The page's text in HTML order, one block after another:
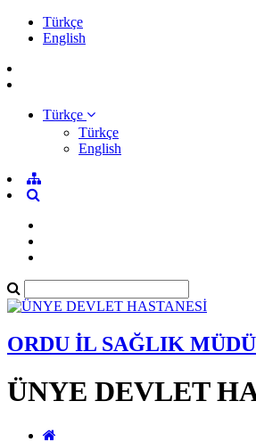
Türkçe
English
Türkçe
Türkçe
English
ORDU İL SAĞLIK
ÜNYE DEVLET